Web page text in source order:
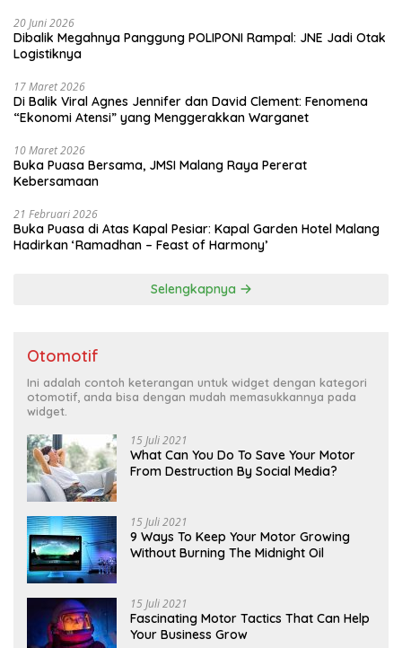
20 Juni 2026
Dibalik Megahnya Panggung POLIPONI Rampal: JNE Jadi Otak
Logistiknya
17 Maret 2026
Di Balik Viral Agnes Jennifer dan David Clement: Fenomena
“Ekonomi Atensi” yang Menggerakkan Warganet
10 Maret 2026
Buka Puasa Bersama, JMSI Malang Raya Pererat
Kebersamaan
21 Februari 2026
Buka Puasa di Atas Kapal Pesiar: Kapal Garden Hotel Malang
Hadirkan ‘Ramadhan – Feast of Harmony’
Selengkapnya
Otomotif
Ini adalah contoh keterangan untuk widget dengan kategori
otomotif, anda bisa dengan mudah memasukkannya pada
widget.
15 Juli 2021
What Can You Do To Save Your Motor
From Destruction By Social Media?
15 Juli 2021
9 Ways To Keep Your Motor Growing
Without Burning The Midnight Oil
15 Juli 2021
Fascinating Motor Tactics That Can Help
Your Business Grow